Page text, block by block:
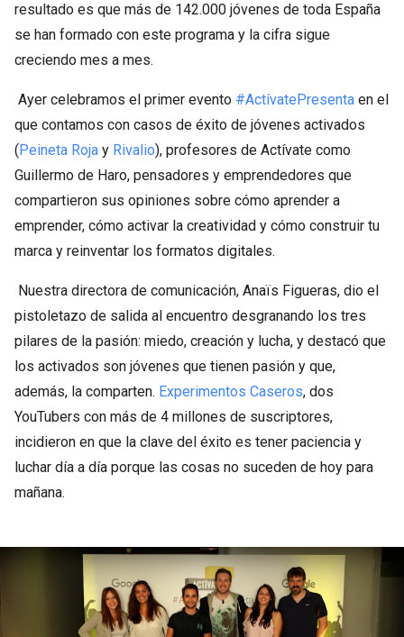
resultado es que más de 142.000 jóvenes de toda España
se han formado con este programa y la cifra sigue
creciendo mes a mes.
Ayer celebramos el primer evento #ActívatePresenta en el
que contamos con casos de éxito de jóvenes activados
(Peineta Roja y Rivalio), profesores de Actívate como
Guillermo de Haro, pensadores y emprendedores que
compartieron sus opiniones sobre cómo aprender a
emprender, cómo activar la creatividad y cómo construir tu
marca y reinventar los formatos digitales.
Nuestra directora de comunicación, Anaïs Figueras, dio el
pistoletazo de salida al encuentro desgranando los tres
pilares de la pasión: miedo, creación y lucha, y destacó que
los activados son jóvenes que tienen pasión y que,
además, la comparten. Experimentos Caseros, dos
YouTubers con más de 4 millones de suscriptores,
incidieron en que la clave del éxito es tener paciencia y
luchar día a día porque las cosas no suceden de hoy para
mañana.